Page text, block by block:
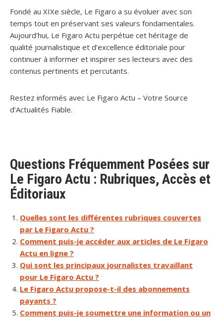
Fondé au XIXe siècle, Le Figaro a su évoluer avec son
temps tout en préservant ses valeurs fondamentales.
Aujourd’hui, Le Figaro Actu perpétue cet héritage de
qualité journalistique et d’excellence éditoriale pour
continuer à informer et inspirer ses lecteurs avec des
contenus pertinents et percutants.
Restez informés avec Le Figaro Actu – Votre Source
d’Actualités Fiable.
Questions Fréquemment Posées sur
Le Figaro Actu : Rubriques, Accès et
Éditoriaux
Quelles sont les différentes rubriques couvertes
par Le Figaro Actu ?
Comment puis-je accéder aux articles de Le Figaro
Actu en ligne ?
Qui sont les principaux journalistes travaillant
pour Le Figaro Actu ?
Le Figaro Actu propose-t-il des abonnements
payants ?
Comment puis-je soumettre une information ou un